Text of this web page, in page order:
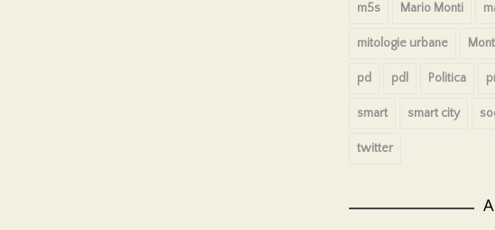
m5s Mario Monti
mitologie urbane
pd pdl Politica
smart smart city
twitter